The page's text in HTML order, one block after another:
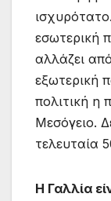
εσωτερική
αλλάζει
εξωτερική
πολιτική η
Μεσόγειο.
τελευταία
Η Γαλλία